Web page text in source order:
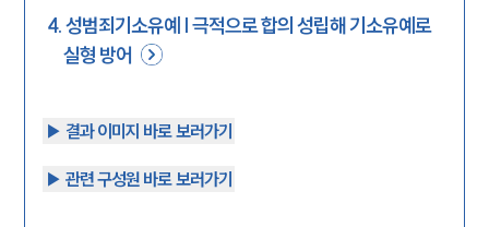
4.성범죄기소유예 | 극적으로 합의 성립해 기소유예로
실형 방어
▶︎ 결과 이미지 바로 보러가기
▶︎ 관련 구성원 바로 보러가기